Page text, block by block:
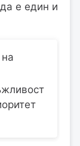
е един и